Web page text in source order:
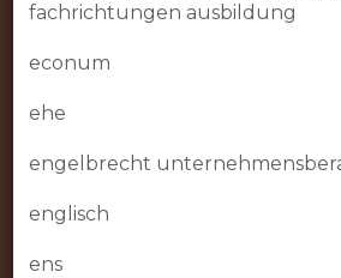
fachrichtungen ausbildung
econum
ehe
engelbrecht
englisch
ens